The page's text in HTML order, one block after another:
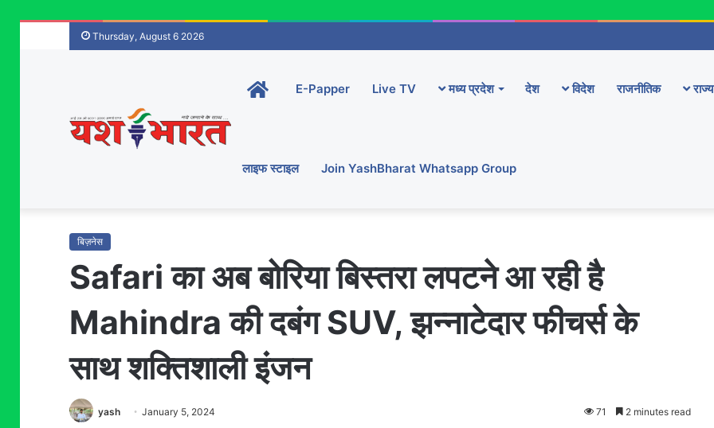
Thursday, August 6 2026
Home-
main
E-Papper Live TV मध्य प्रदेश देश विदेश राजनीतिक राज्य
लाइफ स्टाइल Join YashBharat Whatsapp Group
बिज़नेस
Safari का अब बोरिया बिस्तरा लपटने आ रही है
Mahindra की दबंग SUV, झन्नाटेदार फीचर्स के
साथ शक्तिशाली इंजन
yash January 5, 2024 71 2 minutes read